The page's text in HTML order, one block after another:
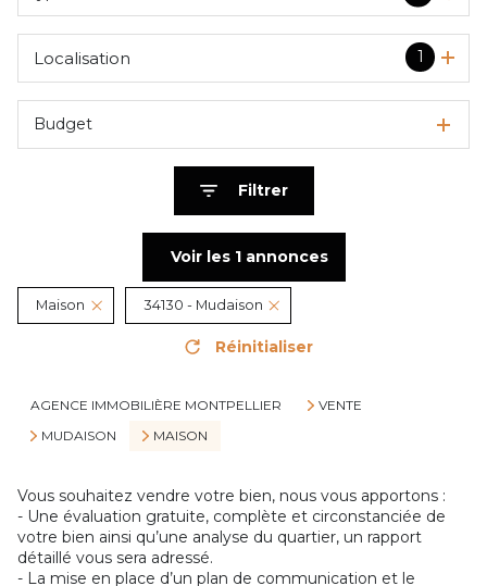
1
Localisation
Budget
Filtrer
Voir les 1annonces
Maison 34130 - Mudaison
Réinitialiser
AGENCE IMMOBILIÈRE MONTPELLIER
VENTE
MUDAISON
MAISON
Vous souhaitez vendre votre bien, nous vous apportons :
- Une évaluation gratuite, complète et circonstanciée de
votre bien ainsi qu’une analyse du quartier, un rapport
détaillé vous sera adressé.
- La mise en place d’un plan de communication et le